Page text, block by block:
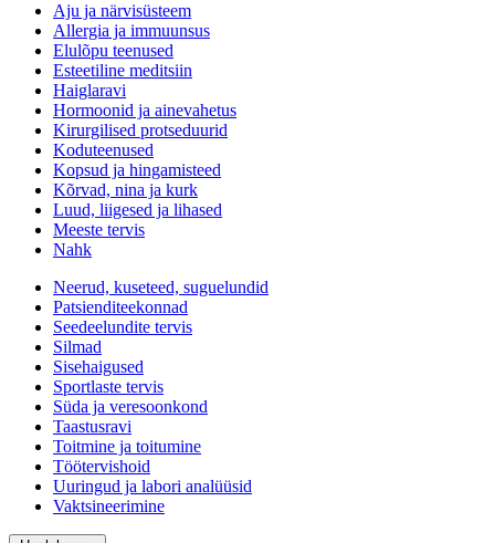
Aju ja närvisüsteem
Allergia ja immuunsus
Elulõpu teenused
Esteetiline meditsiin
Haiglaravi
Hormoonid ja ainevahetus
Kirurgilised protseduurid
Koduteenused
Kopsud ja hingamisteed
Kõrvad, nina ja kurk
Luud, liigesed ja lihased
Meeste tervis
Nahk
Neerud, kuseteed, suguelundid
Patsienditeekonnad
Seedeelundite tervis
Silmad
Sisehaigused
Sportlaste tervis
Süda ja veresoonkond
Taastusravi
Toitmine ja toitumine
Töötervishoid
Uuringud ja labori analüüsid
Vaktsineerimine